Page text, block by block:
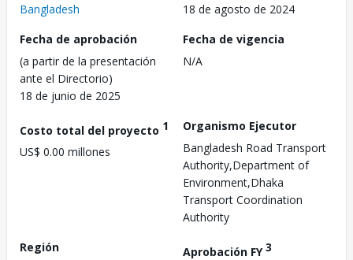
Bangladesh
18 de agosto de 2024
Fecha de aprobación
(a partir de la presentación
ante el Directorio)
18 de junio de 2025
Fecha de vigencia
N/A
Costo total del proyecto 1
US$ 0.00 millones
Organismo Ejecutor
Bangladesh Road Transport
Authority,Department of
Environment,Dhaka
Transport Coordination
Authority
Región
Aprobación FY3